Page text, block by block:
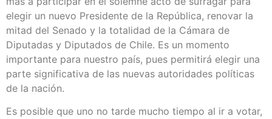
elegir un nuevo Presidente de la República, renovar la
mitad del Senado y la totalidad de la Cámara de
Diputadas y Diputados de Chile. Es un momento
importante para nuestro país, pues permitirá elegir una
parte significativa de las nuevas autoridades políticas
de la nación.
Es posible que uno no tarde mucho tiempo al ir a votar,